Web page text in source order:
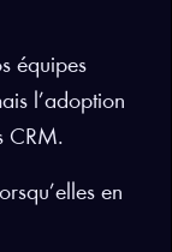
équipes
l’adoption
CRM.
en